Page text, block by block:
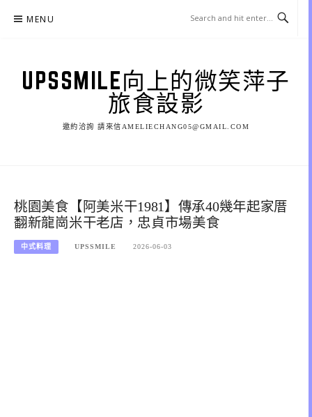
MENU
UPSSMILE向上的微笑萍子
旅食設影
邀約洽詢 請來信AMELIECHANG05@GMAIL.COM
桃園美食【阿美米干1981】傳承40幾年起家厝
翻新龍崗米干老店，忠貞市場美食
中式料理 UPSSMILE 2026-06-03